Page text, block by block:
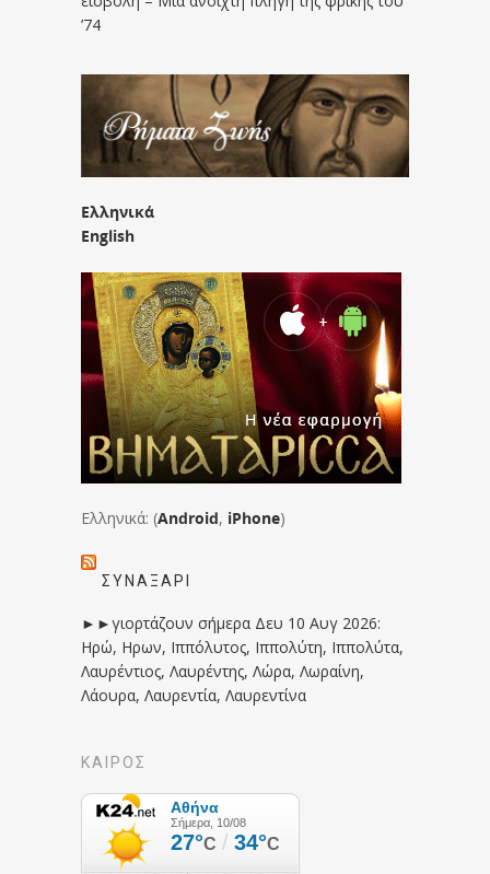
’74
Ελληνικά
English
Ελληνικά: (Android, iPhone)
ΣΥΝΑΞΆΡΙ
►►γιορτάζουν σήμερα Δευ 10 Αυγ 2026:
Ηρώ, Ηρων, Ιππόλυτος, Ιππολύτη, Ιππολύτα,
Λαυρέντιος, Λαυρέντης, Λώρα, Λωραίνη,
Λάουρα, Λαυρεντία, Λαυρεντίνα
ΚΑΙΡΟΣ